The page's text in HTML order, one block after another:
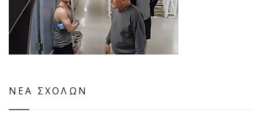
ΝΕΑ ΣΧΟΛΩΝ